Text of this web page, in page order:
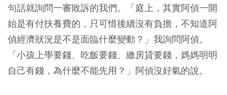
句話就詢問一審敗訴的我們。「庭上，其實阿偵一開
始是有付扶養費的，只可惜後續沒有負擔，不知道阿
偵經濟狀況是不是面臨什麼變動？」我詢問阿偵。
「小孩上學要錢、吃飯要錢、繳房貸要錢，媽媽明明
自己有錢，為什麼不能先用？」阿偵沒好氣的說。